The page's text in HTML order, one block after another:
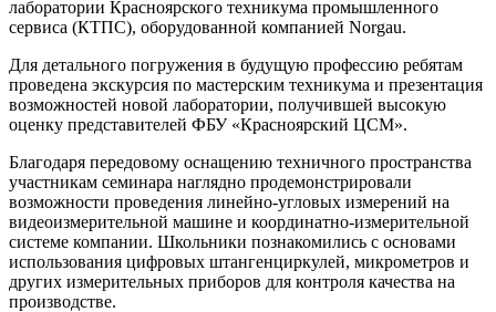
лаборатории Красноярского техникума промышленного
сервиса (КТПС), оборудованной компанией Norgau.
Для детального погружения в будущую профессию ребятам
проведена экскурсия по мастерским техникума и презентация
возможностей новой лаборатории, получившей высокую
оценку представителей ФБУ «Красноярский ЦСМ».
Благодаря передовому оснащению техничного пространства
участникам семинара наглядно продемонстрировали
возможности проведения линейно-угловых измерений на
видеоизмерительной машине и координатно-измерительной
системе компании. Школьники познакомились с основами
использования цифровых штангенциркулей, микрометров и
других измерительных приборов для контроля качества на
производстве.